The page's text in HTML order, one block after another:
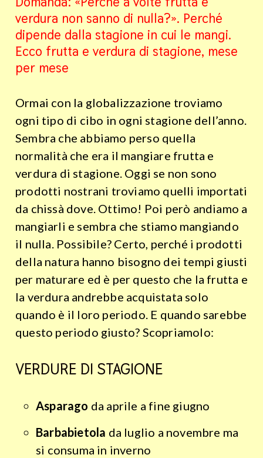
verdura non sanno di nulla?». Perché
dipende dalla stagione in cui le mangi.
Ecco frutta e verdura di stagione, mese
per mese
Ormai con la globalizzazione troviamo
ogni tipo di cibo in ogni stagione dell’anno.
Sembra che abbiamo perso quella
normalità che era il mangiare frutta e
verdura di stagione. Oggi se non sono
prodotti nostrani troviamo quelli importati
da chissà dove. Ottimo! Poi però andiamo a
mangiarli e sembra che stiamo mangiando
il nulla. Possibile? Certo, perché i prodotti
della natura hanno bisogno dei tempi giusti
per maturare ed è per questo che la frutta e
la verdura andrebbe acquistata solo
quando è il loro periodo. E quando sarebbe
questo periodo giusto? Scopriamolo:
VERDURE DI STAGIONE
Asparago da aprile a fine giugno
Barbabietola da luglio a novembre ma
si consuma in inverno